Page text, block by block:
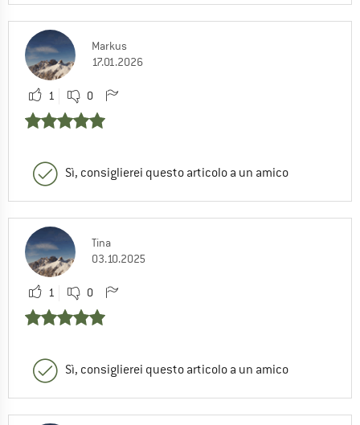
Markus
17.01.2026
1 0
Sì, consiglierei questo articolo a un amico
Tina
03.10.2025
1 0
Sì, consiglierei questo articolo a un amico